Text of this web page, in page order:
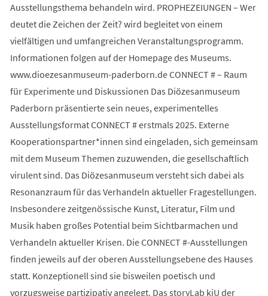
Ausstellungsthema behandeln wird. PROPHEZEIUNGEN – Wer
deutet die Zeichen der Zeit? wird begleitet von einem
vielfältigen und umfangreichen Veranstaltungsprogramm.
Informationen folgen auf der Homepage des Museums.
www.dioezesanmuseum-paderborn.de CONNECT # – Raum
für Experimente und Diskussionen Das Diözesanmuseum
Paderborn präsentierte sein neues, experimentelles
Ausstellungsformat CONNECT # erstmals 2025. Externe
Kooperationspartner*innen sind eingeladen, sich gemeinsam
mit dem Museum Themen zuzuwenden, die gesellschaftlich
virulent sind. Das Diözesanmuseum versteht sich dabei als
Resonanzraum für das Verhandeln aktueller Fragestellungen.
Insbesondere zeitgenössische Kunst, Literatur, Film und
Musik haben großes Potential beim Sichtbarmachen und
Verhandeln aktueller Krisen. Die CONNECT #-Ausstellungen
finden jeweils auf der oberen Ausstellungsebene des Hauses
statt. Konzeptionell sind sie bisweilen poetisch und
vorzugsweise partizipativ angelegt. Das storyLab kiU der